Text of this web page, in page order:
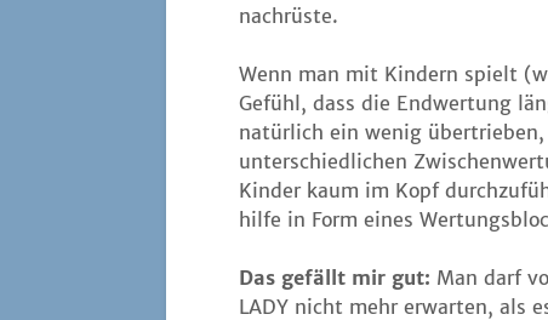
nachrüste.
Wenn man mit Kin­dern spielt
Gefühl, dass die End­wer­tung
natür­lich ein wenig
unter­schied­li­chen
Kin­der kaum im Kopf
hil­fe in Form eines
Das gefällt mir gut: Man darf
LADY nicht mehr erwar­ten, als